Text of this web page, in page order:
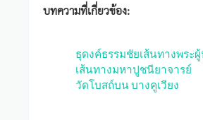
บทความที่เกี่ยวข้อง:
ธุดงค์ธรรมชัยเส้นทางพระ
เส้นทางมหาปูชนียาจารย์
วัดโบสถ์บน บางคูเวียง